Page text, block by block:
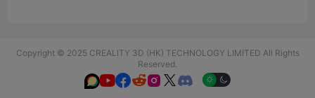
Copyright © 2025 CREALITY 3D (HK) TECHNOLOGY LIMITED All Rights
Reserved.
  